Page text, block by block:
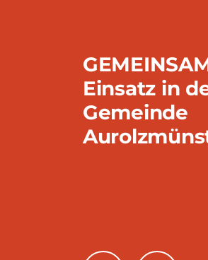
Einsatz in
Gemeinde